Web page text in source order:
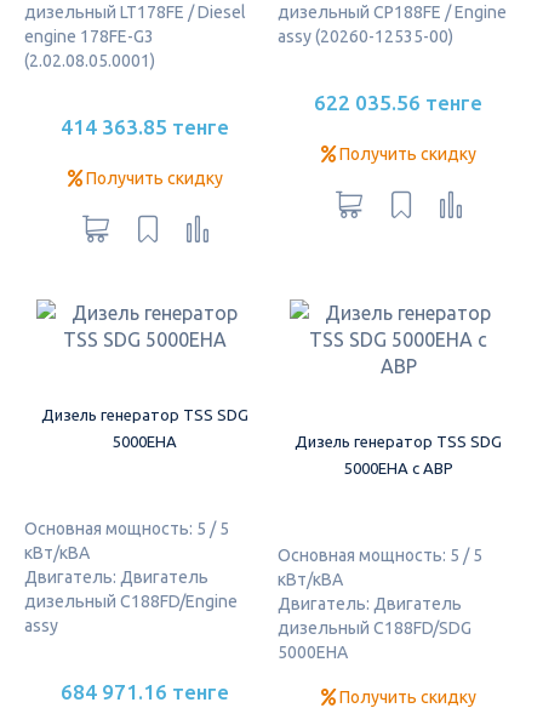
дизельный LT178FE / Diesel
engine 178FE-G3
(2.02.08.05.0001)
414 363.85 тенге
Получить скидку
дизельный CP188FE / Engine
assy (20260-12535-00)
622 035.56 тенге
Получить скидку
Дизель генератор TSS SDG
5000EHA
Основная мощность: 5 / 5
кВт/кВА
Двигатель: Двигатель
дизельный C188FD/Engine
assy
684 971.16 тенге
Дизель генератор TSS SDG
5000EHA с АВР
Основная мощность: 5 / 5
кВт/кВА
Двигатель: Двигатель
дизельный C188FD/SDG
5000EHA
Получить скидку